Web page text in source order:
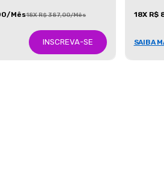
Mês18X R$ 387,00/Mês
INSCREVA-SE
18X R$
SAIBA